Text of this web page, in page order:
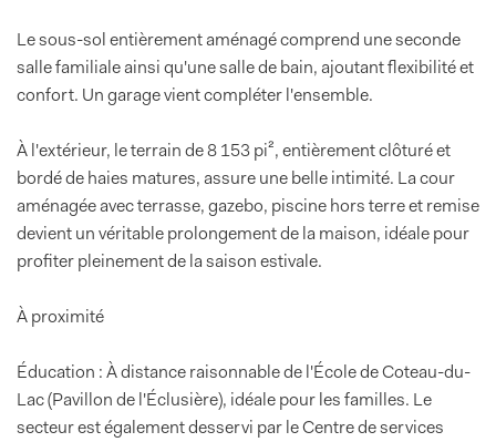
Le sous-sol entièrement aménagé comprend une seconde
salle familiale ainsi qu'une salle de bain, ajoutant flexibilité et
confort. Un garage vient compléter l'ensemble.
À l'extérieur, le terrain de 8 153 pi², entièrement clôturé et
bordé de haies matures, assure une belle intimité. La cour
aménagée avec terrasse, gazebo, piscine hors terre et remise
devient un véritable prolongement de la maison, idéale pour
profiter pleinement de la saison estivale.
À proximité
Éducation : À distance raisonnable de l'École de Coteau-du-
Lac (Pavillon de l'Éclusière), idéale pour les familles. Le
secteur est également desservi par le Centre de services